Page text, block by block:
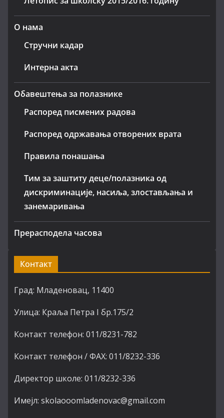
О нама
Стручни кадар
Интерна акта
Обавештења за полазнике
Распоред писмених радова
Распоред одржавања отворених врата
Правила понашања
Тим за заштиту деце/полазника од
дискриминације, насиља, злостављања и
занемаривања
Прерасподела часова
Контакт
Град: Младеновац, 11400
Улица: Краља Петра I бр.175/2
Контакт телефон: 011/8231-782
Контакт телефон / ФАХ: 011/8232-336
Директор школе: 011/8232-336
Имејл: skolaooomladenovac@gmail.com